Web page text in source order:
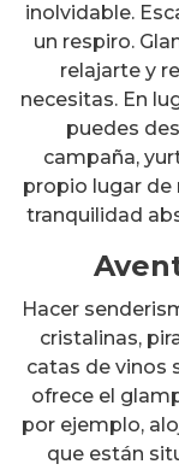
inolvidable.
un respiro.
relajarte y
necesitas. En
puedes
campaña,
propio lugar de
tranquilidad
Hacer
cristalinas,
catas de vinos
ofrece el
por ejemplo,
que están